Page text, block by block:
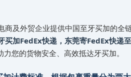
及外贸企业提供中国至‌‌‌牙买加的全
加FedEx快递，东莞寄FedEx快递
您的货物安全、高效抵达‌‌‌牙买加。